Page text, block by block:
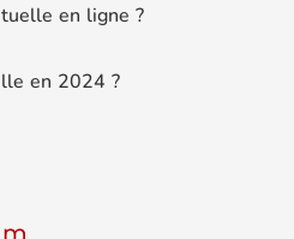
en ligne ?
en 2024 ?